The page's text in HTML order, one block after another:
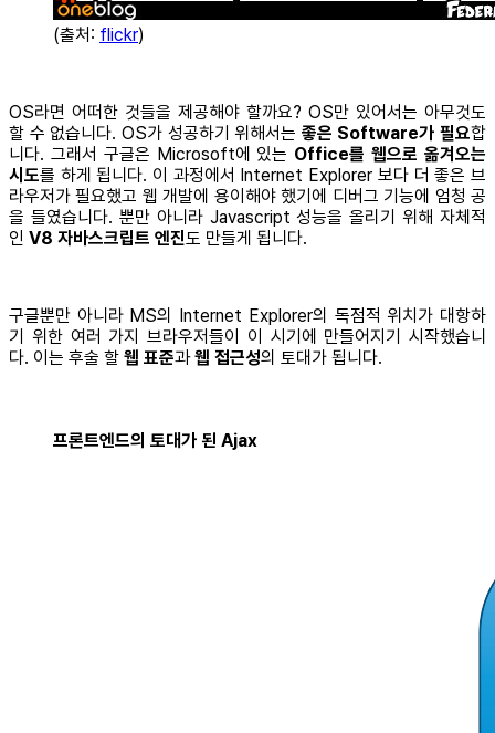
(출처: flickr)
OS라면 어떠한 것들을 제공해야 할까요? OS만 있어서는 아무것도
할 수 없습니다. OS가 성공하기 위해서는 좋은 Software가 필요합
니다. 그래서 구글은 Microsoft에 있는 Office를 웹으로 옮겨오는
시도를 하게 됩니다. 이 과정에서 Internet Explorer 보다 더 좋은 브
라우저가 필요했고 웹 개발에 용이해야 했기에 디버그 기능에 엄청 공
을 들였습니다. 뿐만 아니라 Javascript 성능을 올리기 위해 자체적
인 V8 자바스크립트 엔진도 만들게 됩니다.
구글뿐만 아니라 MS의 Internet Explorer의 독점적 위치가 대항하
기 위한 여러 가지 브라우저들이 이 시기에 만들어지기 시작했습니
다. 이는 후술 할 웹 표준과웹 접근성의 토대가 됩니다.
프론트엔드의 토대가 된 Ajax